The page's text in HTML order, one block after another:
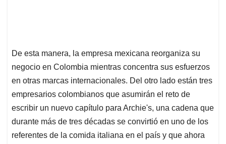
De esta manera, la empresa mexicana reorganiza su
negocio en Colombia mientras concentra sus esfuerzos
en otras marcas internacionales. Del otro lado están tres
empresarios colombianos que asumirán el reto de
escribir un nuevo capítulo para Archie's, una cadena que
durante más de tres décadas se convirtió en uno de los
referentes de la comida italiana en el país y que ahora